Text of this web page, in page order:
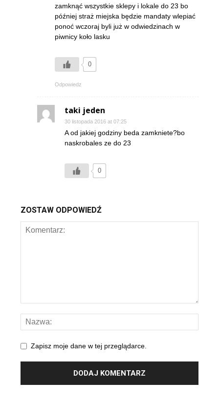
zamknąć wszystkie sklepy i lokale do 23 bo
później straż miejska będzie mandaty wlepiać
ponoć wczoraj byli już w odwiedzinach w
piwnicy koło lasku
0
Odpowiedz
taki jeden
30 listopada 2016 at 07:25
A od jakiej godziny beda zamkniete?bo
naskrobales ze do 23
0
ZOSTAW ODPOWIEDŹ
Zapisz moje dane w tej przeglądarce.